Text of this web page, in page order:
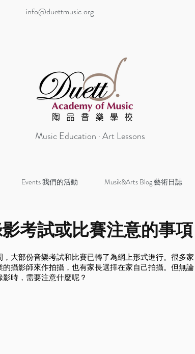
info@duettmusic.org
Music Education · Art Lessons
考試或比賽注意的事項
大部份音樂考試和比賽已轉了為網上形式進行。很多家
攝影師來作拍攝，也有家長選擇在家自己拍攝。但無論
時，需要注意什麼呢？
Events 我們的活動 Musik&Arts Blog 藝術日誌